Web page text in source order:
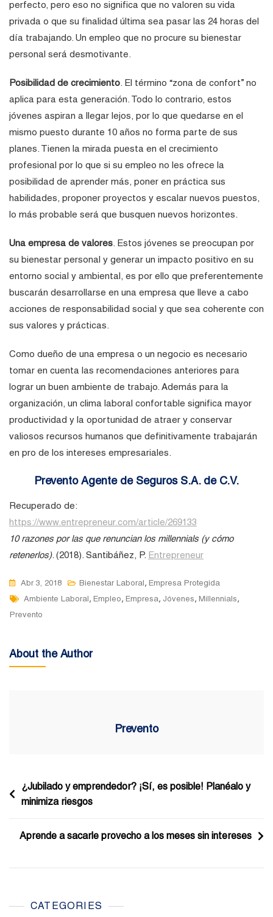
perfecto, pero eso no significa que no valoren su vida
privada o que su finalidad última sea pasar las 24 horas del
día trabajando. Un empleo que no procure su bienestar
personal será desmotivante.
Posibilidad de crecimiento. El término “zona de confort” no
aplica para esta generación. Todo lo contrario, estos
jóvenes aspiran a llegar lejos, por lo que quedarse en el
mismo puesto durante 10 años no forma parte de sus
planes. Tienen la mirada puesta en el crecimiento
profesional por lo que si su empleo no les ofrece la
posibilidad de aprender más, poner en práctica sus
habilidades, proponer proyectos y escalar nuevos puestos,
lo más probable será que busquen nuevos horizontes.
Una empresa de valores. Estos jóvenes se preocupan por
su bienestar personal y generar un impacto positivo en su
entorno social y ambiental, es por ello que preferentemente
buscarán desarrollarse en una empresa que lleve a cabo
acciones de responsabilidad social y que sea coherente con
sus valores y prácticas.
Como dueño de una empresa o un negocio es necesario
tomar en cuenta las recomendaciones anteriores para
lograr un buen ambiente de trabajo. Además para la
organización, un clima laboral confortable significa mayor
productividad y la oportunidad de atraer y conservar
valiosos recursos humanos que definitivamente trabajarán
en pro de los intereses empresariales.
Prevento Agente de Seguros S.A. de C.V.
Recuperado de:
https://www.entrepreneur.com/article/269133
10 razones por las que renuncian los millennials (y cómo
retenerlos). (2018). Santibáñez, P. Entrepreneur
Abr 3, 2018 Bienestar Laboral, Empresa Protegida
Tags
Ambiente Laboral, Empleo, Empresa, Jóvenes, Millennials,
Prevento
About the Author
Prevento
Navegación
de
¿Jubilado y emprendedor? ¡Sí, es posible! Planéalo y
minimiza riesgos
Aprende a sacarle provecho a los meses sin intereses
CATEGORIES